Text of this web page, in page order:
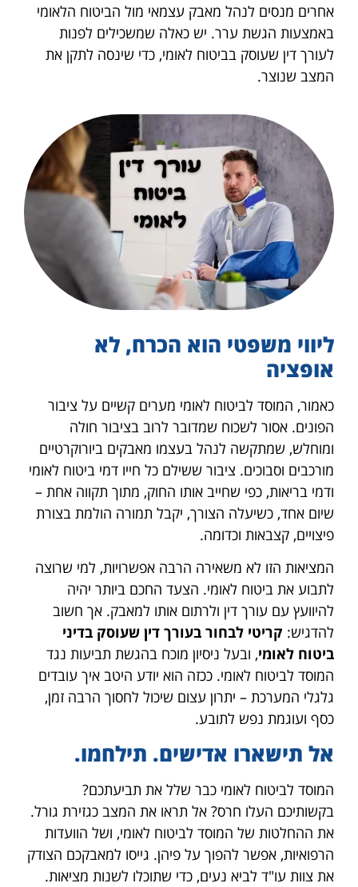
אחרים מנסים לנהל מאבק עצמאי מול הביטוח הלאומי
באמצעות הגשת ערר. יש כאלה שמשכילים לפנות
לעורך דין שעוסק בביטוח לאומי, כדי שינסה לתקן את
המצב שנוצר.
ליווי משפטי הוא הכרח, לא
אופציה
כאמור, המוסד לביטוח לאומי מערים קשיים על ציבור
הפונים. אסור לשכוח שמדובר לרוב בציבור חולה
ומוחלש, שמתקשה לנהל בעצמו מאבקים ביורוקרטיים
מורכבים וסבוכים. ציבור ששילם כל חייו דמי ביטוח לאומי
ודמי בריאות, כפי שחייב אותו החוק, מתוך תקווה אחת –
שיום אחד, כשיעלה הצורך, יקבל תמורה הולמת בצורת
פיצויים, קצבאות וכדומה.
המציאות הזו לא משאירה הרבה אפשרויות, למי שרוצה
לתבוע את ביטוח לאומי. הצעד החכם ביותר יהיה
להיוועץ עם עורך דין ולרתום אותו למאבק. אך חשוב
להדגיש: קריטי לבחור בעורך דין שעוסק בדיני
ביטוח לאומי, ובעל ניסיון מוכח בהגשת תביעות נגד
המוסד לביטוח לאומי. ככזה הוא יודע היטב איך עובדים
גלגלי המערכת – יתרון עצום שיכול לחסוך הרבה זמן,
כסף ועוגמת נפש לתובע.
אל תישארו אדישים. תילחמו.
המוסד לביטוח לאומי כבר שלל את תביעתכם?
בקשותיכם העלו חרס? אל תראו את המצב כגזירת גורל.
את ההחלטות של המוסד לביטוח לאומי, ושל הוועדות
הרפואיות, אפשר להפוך על פיהן. גייסו למאבקכם הצודק
את צוות עו"ד לביא נעים, כדי שתוכלו לשנות מציאות.